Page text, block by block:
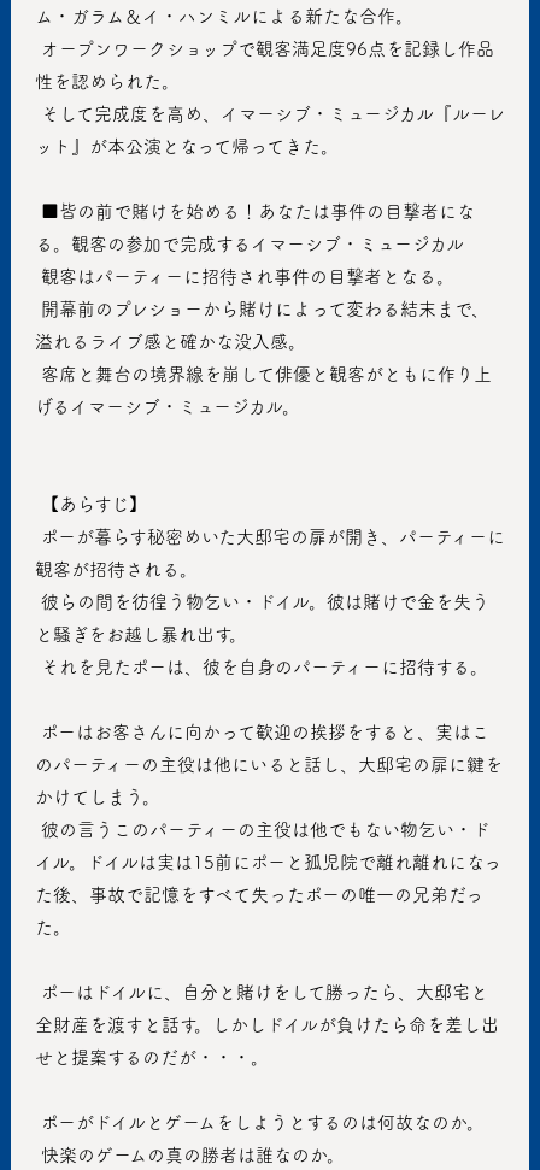
ム・ガラム＆イ・ハンミルによる新たな合作。
性を認められた。
ット』が本公演となって帰ってきた。
る。観客の参加で完成するイマーシブ・ミュージカル
観客はパーティーに招待され事件の目撃者となる。
溢れるライブ感と確かな没入感。
げるイマーシブ・ミュージカル。
【あらすじ】
観客が招待される。
と騒ぎをお越し暴れ出す。
それを見たポーは、彼を自身のパーティーに招待する。
のパーティーの主役は他にいると話し、大邸宅の扉に鍵を
かけてしまう。
イル。ドイルは実は15前にポーと孤児院で離れ離れになっ
た後、事故で記憶をすべて失ったポーの唯一の兄弟だっ
た。
全財産を渡すと話す。しかしドイルが負けたら命を差し出
せと提案するのだが・・・。
ポーがドイルとゲームをしようとするのは何故なのか。
快楽のゲームの真の勝者は誰なのか。